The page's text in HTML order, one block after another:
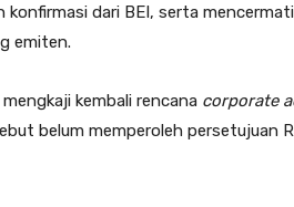
dari BEI, serta
emiten.
kembali rencana corporate
belum memperoleh persetujuan